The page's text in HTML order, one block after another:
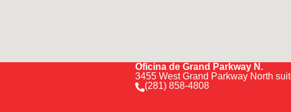
Oficina de Grand Parkway N.
3455 West Grand Parkway North
(281) 858-4808